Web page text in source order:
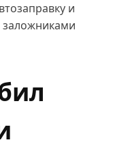
и
заложниками